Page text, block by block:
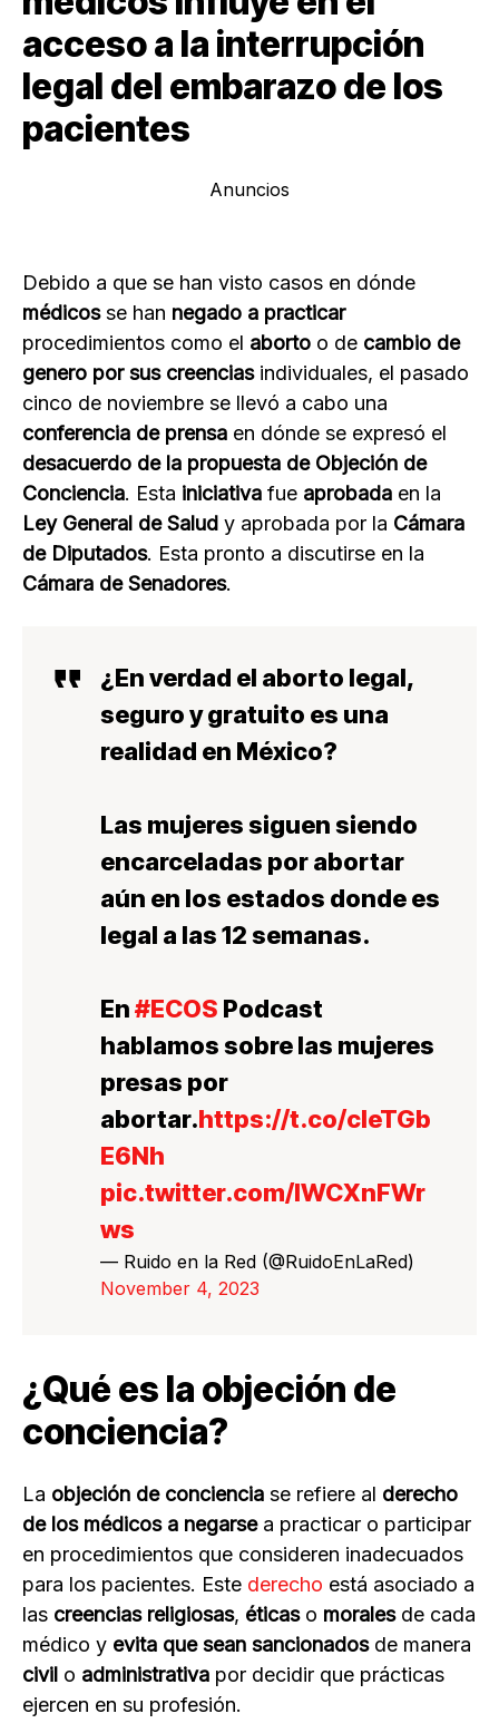
acceso a la interrupción
legal del embarazo de los
pacientes
Anuncios
Debido a que se han visto casos en dónde
médicosse han negado a practicar
procedimientos como el aborto o de cambio de
genero por sus creenciasindividuales, el pasado
cinco de noviembre se llevó a cabo una
conferencia de prensa en dónde se expresó el
desacuerdo de la propuesta de Objeción de
Conciencia. Esta iniciativa fue aprobada en la
Ley General de Salud y aprobada por la Cámara
de Diputados. Esta pronto a discutirse en la
Cámara de Senadores.
¿En verdad el aborto legal,
seguro y gratuito es una
realidad en México?
Las mujeres siguen siendo
encarceladas por abortar
aún en los estados donde es
legal a las 12 semanas.
En#ECOS Podcast
hablamos sobre las mujeres
presas por
abortar.https://t.co/cleTGb
E6Nh
pic.twitter.com/IWCXnFWr
ws
— Ruido en la Red (@RuidoEnLaRed)
November 4, 2023
¿Qué es la objeción de
conciencia?
La objeción de conciencia se refiere al derecho
de los médicos a negarsea practicar o participar
en procedimientos que consideren inadecuados
para los pacientes. Este derecho está asociado a
las creencias religiosas, éticaso moralesde cada
médico y evita que sean sancionadosde manera
civil o administrativa por decidir que prácticas
ejercen en su profesión.